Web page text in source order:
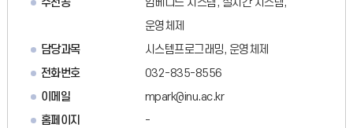
주전공
임베디드 시스템, 실시간 시스템,
운영체제
담당과목
시스템프로그래밍, 운영체제
전화번호
032-835-8556
이메일
mpark@inu.ac.kr
홈페이지
-